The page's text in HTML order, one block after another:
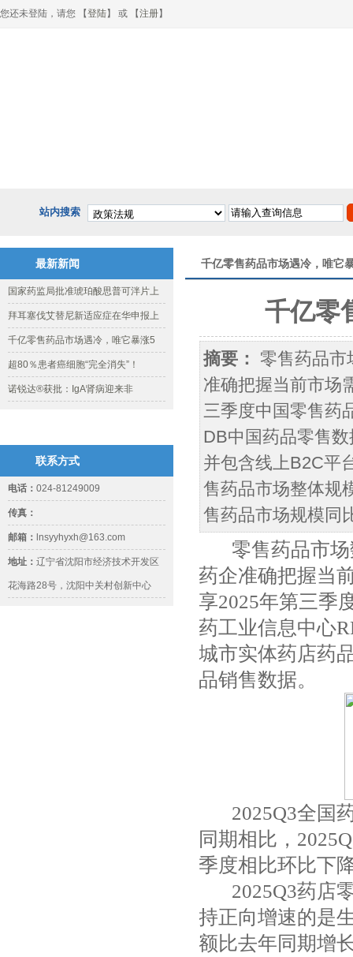
您还未登陆，请您 【登陆】 或 【注册】
站内搜索
最新新闻
国家药监局批准琥珀酸思普可泮片上
拜耳塞伐艾替尼新适应症在华申报上
千亿零售药品市场遇冷，唯它暴涨5
超80％患者癌细胞“完全消失”！
诺锐达®获批：IgA肾病迎来非
联系方式
电话： 024-81249009
传真：
邮箱： lnsyyhyxh@163.com
地址： 辽宁省沈阳市经济技术开发区
花海路28号，沈阳中关村创新中心
千亿零售药品市场遇冷，唯它
千亿零
摘要：
零售药品市
准确把握当前市场
三季度中国零售药
DB中国药品零售
并包含线上B2C平
售药品市场整体规
售药品市场规模同
零售药品市场
药企准确把握当
享2025年第三季
药工业信息中心
城市实体药店药
品销售数据。
2025Q3全国药
同期相比，
季度相比环比下
2025Q3药店
持正向增速的是
额比去年同期增